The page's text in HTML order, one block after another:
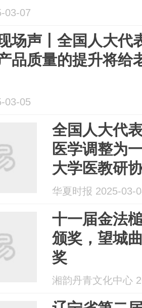
03-07
场声丨全国人大代
品质量的提升将给
03-05
全国人大代
医学调整为
大学医教研
华夏时报 2025-03-
十一届金法
颁奖，望城
奖
湘韵丹青文化中心